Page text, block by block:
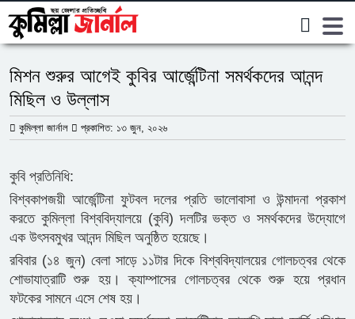
ক্যাম্পাস
মিশন শুরুর আগেই কুবির আর্জেন্টিনা সমর্থকদের আনন্দ
মিছিল ও উল্লাস
কুমিল্লা জার্নাল প্রকাশিত: ১৩ জুন, ২০২৬
​কুবি প্রতিনিধি:
বিশ্বকাপজয়ী আর্জেন্টিনা ফুটবল দলের প্রতি ভালোবাসা ও উন্মাদনা প্রকাশ
করতে কুমিল্লা বিশ্ববিদ্যালয়ে (কুবি) দলটির ভক্ত ও সমর্থকদের উদ্যোগে
এক উৎসবমুখর আনন্দ মিছিল অনুষ্ঠিত হয়েছে।
​রবিবার (১৪ জুন) বেলা সাড়ে ১১টার দিকে বিশ্ববিদ্যালয়ের গোলচত্বর থেকে
শোভাযাত্রাটি শুরু হয়। ক্যাম্পাসের গোলচত্বর থেকে শুরু হয়ে প্রধান
ফটকের সামনে এসে শেষ হয়।